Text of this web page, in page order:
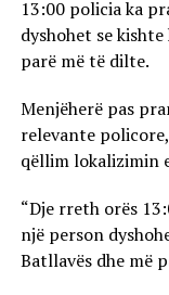
13:00 policia ka
dyshohet se
parë më të dilte.
Menjëherë pas
relevante
qëllim lokalizimin
“Dje rreth orës
një person
Batllavës dhe më